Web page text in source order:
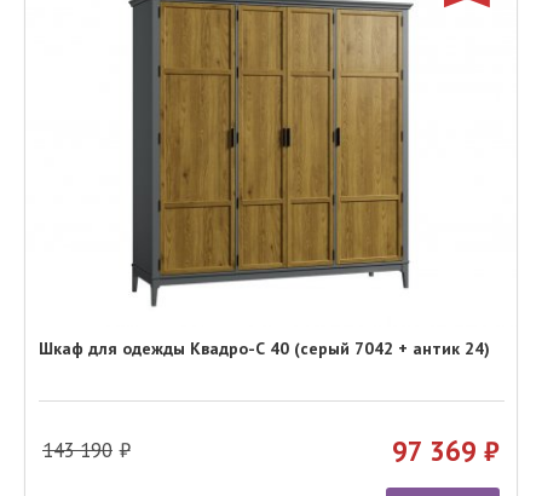
Шкаф для одежды Квадро-С 40 (серый 7042 + антик 24)
143 190 97 369